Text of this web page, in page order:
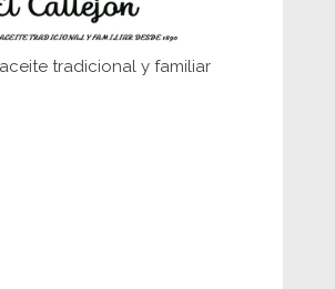
del poblado de Los
tradicional y familiar